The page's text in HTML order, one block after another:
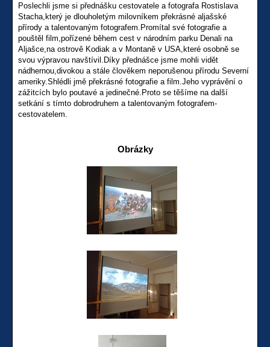
Poslechli jsme si přednášku cestovatele a fotografa Rostislava
Stacha,který je dlouholetým milovníkem překrásné aljašské
přírody a talentovaným fotografem.Promítal své fotografie a
pouštěl film,pořízené během cest v národním parku Denali na
Aljašce,na ostrově Kodiak a v Montaně v USA,které osobně se
svou výpravou navštívil.Díky přednášce jsme mohli vidět
nádhernou,divokou a stále člověkem neporušenou přírodu Severní
ameriky.Shlédli jmě překrásné fotografie a film.Jeho vyprávění o
zážitcích bylo poutavé a jedinečné.Proto se těšíme na další
setkání s tímto dobrodruhem a talentovaným fotografem-
cestovatelem.
Obrázky